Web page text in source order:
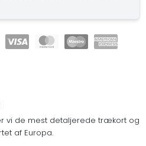
vi de mest detaljerede trækort og
af Europa.